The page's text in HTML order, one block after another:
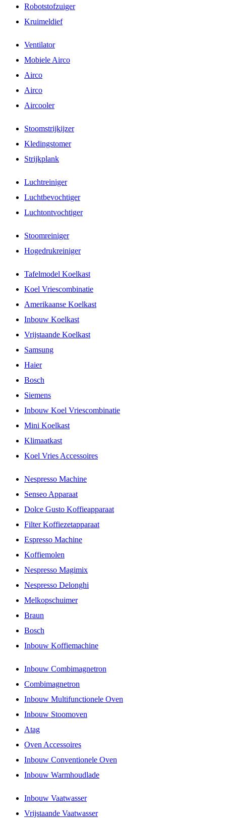
Robotstofzuiger
Kruimeldief
Ventilator
Mobiele Airco
Airco
Airco
Aircooler
Stoomstrijkijzer
Kledingstomer
Strijkplank
Luchtreiniger
Luchtbevochtiger
Luchtontvochtiger
Stoomreiniger
Hogedrukreiniger
Tafelmodel Koelkast
Koel Vriescombinatie
Amerikaanse Koelkast
Inbouw Koelkast
Vrijstaande Koelkast
Samsung
Haier
Bosch
Siemens
Inbouw Koel Vriescombinatie
Mini Koelkast
Klimaatkast
Koel Vries Accessoires
Nespresso Machine
Senseo Apparaat
Dolce Gusto Koffieapparaat
Filter Koffiezetapparaat
Espresso Machine
Koffiemolen
Nespresso Magimix
Nespresso Delonghi
Melkopschuimer
Braun
Bosch
Inbouw Koffiemachine
Inbouw Combimagnetron
Combimagnetron
Inbouw Multifunctionele Oven
Inbouw Stoomoven
Atag
Oven Accessoires
Inbouw Conventionele Oven
Inbouw Warmhoudlade
Inbouw Vaatwasser
Vrijstaande Vaatwasser